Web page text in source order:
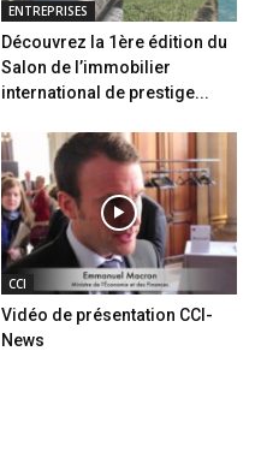
ENTREPRISES
Découvrez la 1ère édition du
Salon de l’immobilier
international de prestige...
CCI
Vidéo de présentation CCI-
News